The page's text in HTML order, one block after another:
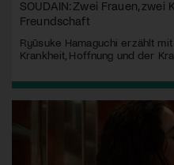
SOUDAIN: Zwei Frauen,
Freundschaft
Ryūsuke Hamaguchi erzählt
Krankheit, Hoffnung und der